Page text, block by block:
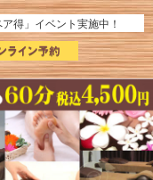
得」イベント実施中！